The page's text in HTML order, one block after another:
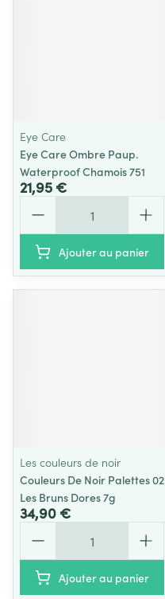
Eye Care
Eye Care Ombre Paup.
Waterproof Chamois 751
21,95 €
Ajouter au panier
Les couleurs de noir
Couleurs De Noir Palettes 02
Les Bruns Dores 7g
34,90 €
Ajouter au panier